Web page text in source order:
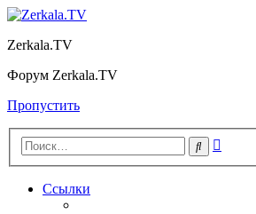
Zerkala.TV
Форум Zerkala.TV
Пропустить
Поиск
Ссылки